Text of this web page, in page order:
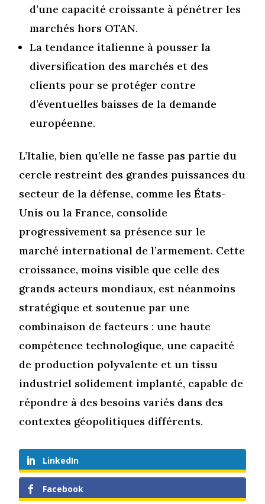
d’une capacité croissante à pénétrer les
marchés hors OTAN.
La tendance italienne à pousser la
diversification des marchés et des
clients pour se protéger contre
d’éventuelles baisses de la demande
européenne.
L’Italie, bien qu’elle ne fasse pas partie du
cercle restreint des grandes puissances du
secteur de la défense, comme les États-
Unis ou la France, consolide
progressivement sa présence sur le
marché international de l’armement. Cette
croissance, moins visible que celle des
grands acteurs mondiaux, est néanmoins
stratégique et soutenue par une
combinaison de facteurs : une haute
compétence technologique, une capacité
de production polyvalente et un tissu
industriel solidement implanté, capable de
répondre à des besoins variés dans des
contextes géopolitiques différents.
LinkedIn
Facebook